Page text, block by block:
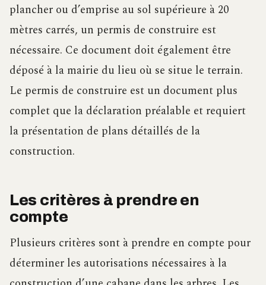
plancher ou d’emprise au sol supérieure à 20
mètres carrés, un permis de construire est
nécessaire. Ce document doit également être
déposé à la mairie du lieu où se situe le terrain.
Le permis de construire est un document plus
complet que la déclaration préalable et requiert
la présentation de plans détaillés de la
construction.
Les critères à prendre en
compte
Plusieurs critères sont à prendre en compte pour
déterminer les autorisations nécessaires à la